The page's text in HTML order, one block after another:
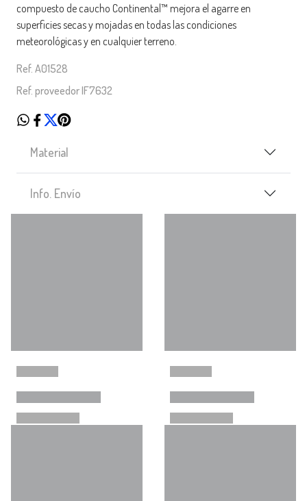
compuesto de caucho Continental™ mejora el agarre en
superficies secas y mojadas en todas las condiciones
meteorológicas y en cualquier terreno.
Ref. A01528
Ref. proveedor IF7632
Material
Info. Envío